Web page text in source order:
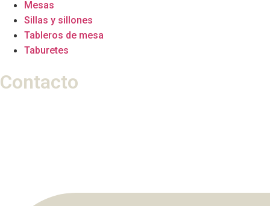
Mesas
Sillas y sillones
Tableros de mesa
Taburetes
Contacto